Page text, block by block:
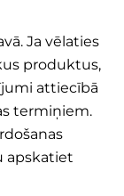
Ja vēlaties
produktus,
attiecībā
termiņiem.
apskatiet